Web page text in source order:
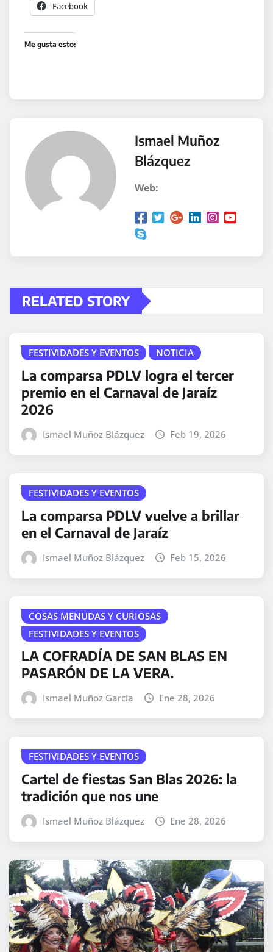
Facebook
Me gusta esto:
Ismael Muñoz
Blázquez
Web:
RELATED STORY
FESTIVIDADES Y EVENTOS NOTICIA
La comparsa PDLV logra el tercer
premio en el Carnaval de Jaraíz
2026
Ismael Muñoz Blázquez Feb 19, 2026
FESTIVIDADES Y EVENTOS
La comparsa PDLV vuelve a brillar
en el Carnaval de Jaraíz
Ismael Muñoz Blázquez Feb 15, 2026
COSAS MENUDAS Y CURIOSAS
FESTIVIDADES Y EVENTOS
LA COFRADÍA DE SAN BLAS EN
PASARÓN DE LA VERA.
Ismael Muñoz Garcia Ene 28, 2026
FESTIVIDADES Y EVENTOS
Cartel de fiestas San Blas 2026: la
tradición que nos une
Ismael Muñoz Blázquez Ene 28, 2026